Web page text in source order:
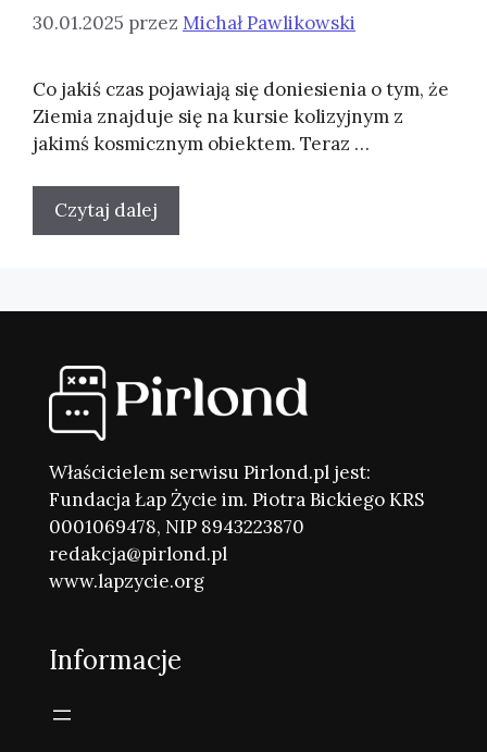
30.01.2025 przez Michał Pawlikowski
Co jakiś czas pojawiają się doniesienia o tym, że
Ziemia znajduje się na kursie kolizyjnym z
jakimś kosmicznym obiektem. Teraz …
Czytaj dalej
Właścicielem serwisu Pirlond.pl jest:
Fundacja Łap Życie im. Piotra Bickiego KRS
0001069478, NIP 8943223870
redakcja@pirlond.pl
www.lapzycie.org
Informacje